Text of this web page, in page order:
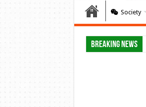
Society
Breaking News